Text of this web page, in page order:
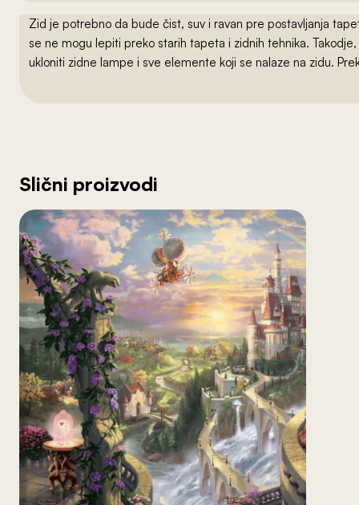
Zid je potrebno da bude čist, suv i ravan pre postavljanja
se ne mogu lepiti preko starih tapeta i zidnih tehnika.
ukloniti zidne lampe i sve elemente koji se nalaze na zidu.
Slični proizvodi